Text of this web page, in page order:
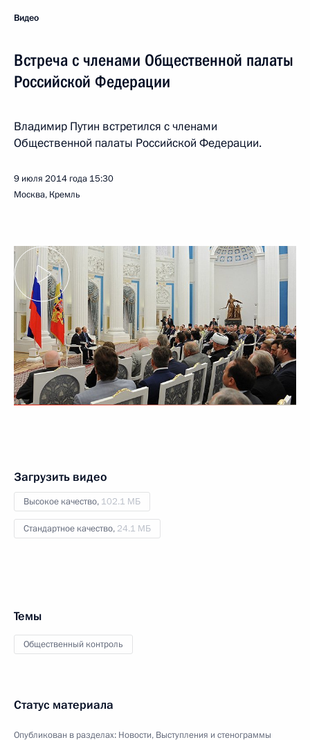
Видео
Встреча с членами Общественной палаты
Российской Федерации
Владимир Путин встретился с членами
Общественной палаты Российской Федерации.
9 июля 2014 года 15:30
Москва, Кремль
Загрузить видео
Высокое качество, 102.1 МБ
Стандартное качество, 24.1 МБ
Темы
Общественный контроль
Статус материала
Опубликован в разделах: Новости, Выступления и стенограммы